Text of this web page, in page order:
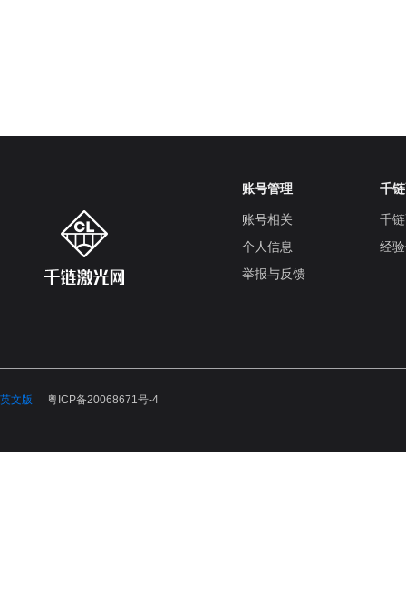
账号管理
账号相关
个人信息
举报与反馈
千
千
经
英文版 粤ICP备20068671号-4